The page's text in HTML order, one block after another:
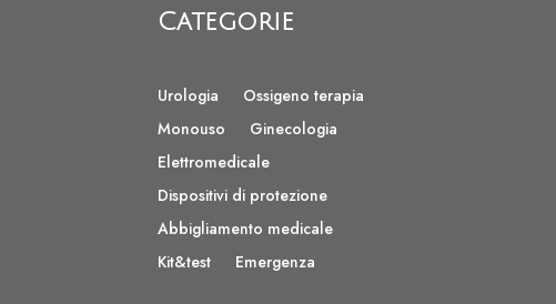
Categorie
Urologia
Ossigeno terapia
Monouso
Ginecologia
Elettromedicale
Dispositivi di protezione
Abbigliamento medicale
Kit&test
Emergenza